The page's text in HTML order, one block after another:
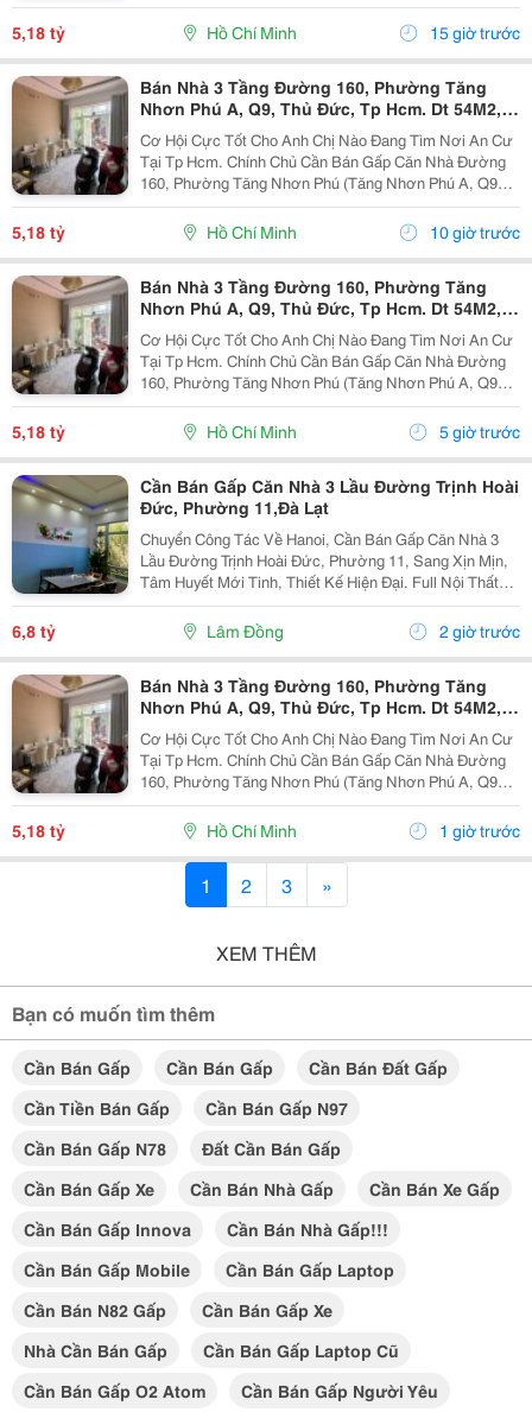
Thông Thuận Tiện Chỉ Vài Bước Là Ra Lã Xuân Oai,
5,18 tỷ Hồ Chí Minh 15 giờ trước
Bán Nhà 3 Tầng Đường 160, Phường Tăng
Nhơn Phú A, Q9, Thủ Đức, Tp Hcm. Dt 54M2,
Sổ Hồng Riêng. Giá 5,18 Tỷ
Cơ Hội Cực Tốt Cho Anh Chị Nào Đang Tìm Nơi An Cư
Tại Tp Hcm. Chính Chủ Cần Bán Gấp Căn Nhà Đường
160, Phường Tăng Nhơn Phú (Tăng Nhơn Phú A, Q9
Cũ). Vị Trí Nhà Nằm Trong Khu Dân Cư Ổn Định, Giao
Thông Thuận Tiện Chỉ Vài Bước Là Ra Lã Xuân Oai,
5,18 tỷ Hồ Chí Minh 10 giờ trước
Bán Nhà 3 Tầng Đường 160, Phường Tăng
Nhơn Phú A, Q9, Thủ Đức, Tp Hcm. Dt 54M2,
Sổ Hồng Riêng. Giá 5,18 Tỷ
Cơ Hội Cực Tốt Cho Anh Chị Nào Đang Tìm Nơi An Cư
Tại Tp Hcm. Chính Chủ Cần Bán Gấp Căn Nhà Đường
160, Phường Tăng Nhơn Phú (Tăng Nhơn Phú A, Q9
Cũ). Vị Trí Nhà Nằm Trong Khu Dân Cư Ổn Định, Giao
Thông Thuận Tiện Chỉ Vài Bước Là Ra Lã Xuân Oai,
5,18 tỷ Hồ Chí Minh 5 giờ trước
Cần Bán Gấp Căn Nhà 3 Lầu Đường Trịnh Hoài
Đức, Phường 11,Đà Lạt
Chuyển Công Tác Về Hanoi, Cần Bán Gấp Căn Nhà 3
Lầu Đường Trịnh Hoài Đức, Phường 11, Sang Xịn Mịn,
Tâm Huyết Mới Tinh, Thiết Kế Hiện Đại. Full Nội Thất
Giá Siêu Rẻ: - Diện Tích 150 M2 - Hẻm Ô Tô 4 M, Cách
Trung Tâm 5 Km, Đường Trịnh Hoài Đức, Gần...
6,8 tỷ Lâm Đồng 2 giờ trước
Bán Nhà 3 Tầng Đường 160, Phường Tăng
Nhơn Phú A, Q9, Thủ Đức, Tp Hcm. Dt 54M2,
Sổ Hồng Riêng. Giá 5,18 Tỷ
Cơ Hội Cực Tốt Cho Anh Chị Nào Đang Tìm Nơi An Cư
Tại Tp Hcm. Chính Chủ Cần Bán Gấp Căn Nhà Đường
160, Phường Tăng Nhơn Phú (Tăng Nhơn Phú A, Q9
Cũ). Vị Trí Nhà Nằm Trong Khu Dân Cư Ổn Định, Giao
Thông Thuận Tiện Chỉ Vài Bước Là Ra Lã Xuân Oai,
5,18 tỷ Hồ Chí Minh 1 giờ trước
1 2 3 »
XEM THÊM
Bạn có muốn tìm thêm
Cần Bán Gấp Cần Bán Gấp
Cần Bán Đất Gấp
Cần Tiền Bán Gấp
Cần Bán Gấp N97
Cần Bán Gấp N78
Đất Cần Bán Gấp
Cần Bán Gấp Xe
Cần Bán Nhà Gấp
Cần Bán Xe Gấp
Cần Bán Gấp Innova
Cần Bán Nhà Gấp!!!
Cần Bán Gấp Mobile
Cần Bán Gấp Laptop
Cần Bán N82 Gấp
Cần Bán Gấp Xe
Nhà Cần Bán Gấp
Cần Bán Gấp Laptop Cũ
Cần Bán Gấp O2 Atom
Cần Bán Gấp Người Yêu